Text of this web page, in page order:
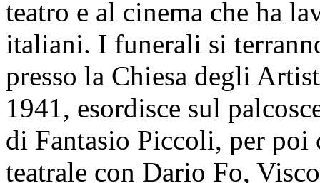
teatro e al cinema che ha
italiani. I funerali si
presso la Chiesa degli
1941, esordisce sul
di Fantasio Piccoli, per poi
teatrale con Dario Fo,